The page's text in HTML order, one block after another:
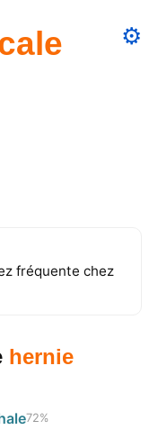
⚙️
fréquente chez
hernie
72%